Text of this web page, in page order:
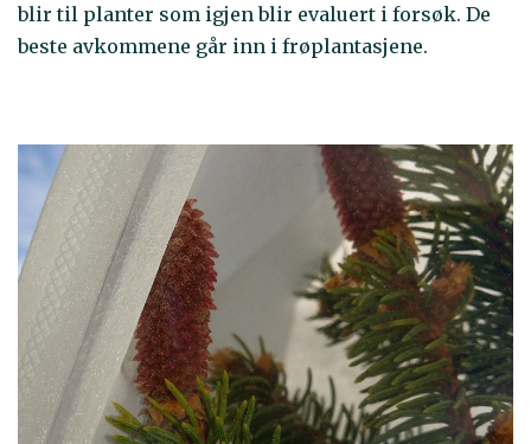
blir til planter som igjen blir evaluert i forsøk. De
beste avkommene går inn i frøplantasjene.